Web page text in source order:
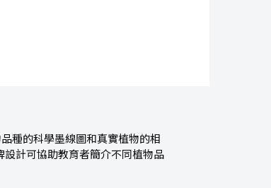
種的科學墨線圖和真實植物的相
計可協助教育者簡介不同植物品